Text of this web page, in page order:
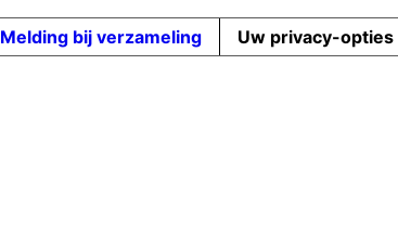
Melding bij verzameling Uw privacy-opties